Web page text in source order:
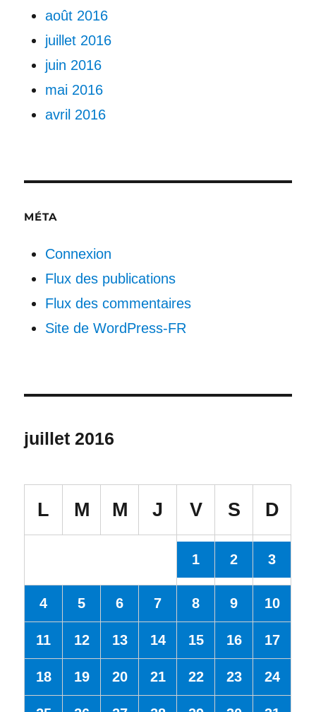
août 2016
juillet 2016
juin 2016
mai 2016
avril 2016
MÉTA
Connexion
Flux des publications
Flux des commentaires
Site de WordPress-FR
juillet 2016
L M M J V S D
1 2 3
4 5 6 7 8 9 10
11 12 13 14 15 16 17
18 19 20 21 22 23 24